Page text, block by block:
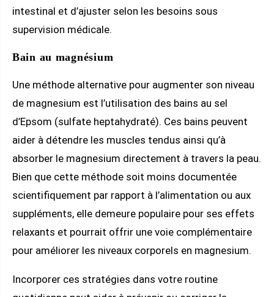
intestinal et d’ajuster selon les besoins sous
supervision médicale.
Bain au magnésium
Une méthode alternative pour augmenter son niveau
de magnesium est l’utilisation des bains au sel
d’Epsom (sulfate heptahydraté). Ces bains peuvent
aider à détendre les muscles tendus ainsi qu’à
absorber le magnesium directement à travers la peau.
Bien que cette méthode soit moins documentée
scientifiquement par rapport à l’alimentation ou aux
suppléments, elle demeure populaire pour ses effets
relaxants et pourrait offrir une voie complémentaire
pour améliorer les niveaux corporels en magnesium.
Incorporer ces stratégies dans votre routine